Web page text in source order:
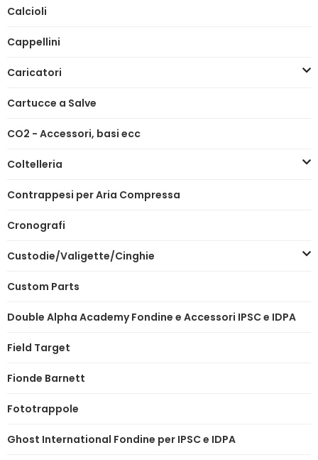
Calcioli
Cappellini
Caricatori
Cartucce a Salve
CO2 - Accessori, basi ecc
Coltelleria
Contrappesi per Aria Compressa
Cronografi
Custodie/Valigette/Cinghie
Custom Parts
Double Alpha Academy Fondine e Accessori IPSC e IDPA
Field Target
Fionde Barnett
Fototrappole
Ghost International Fondine per IPSC e IDPA